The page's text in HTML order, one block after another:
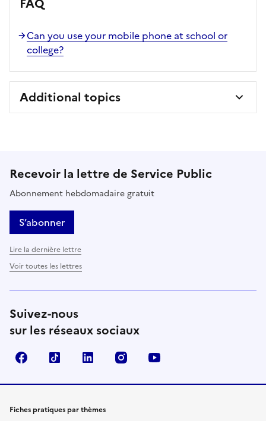
Can you use your mobile phone at school or
college?
Additional topics
Recevoir la lettre de Service Public
Abonnement hebdomadaire gratuit
S’abonner
Lire la dernière lettre
Voir toutes les lettres
Suivez-nous
sur les réseaux sociaux
FacebookTikTok LinkedIn Instagram
Fiches pratiques par thèmes